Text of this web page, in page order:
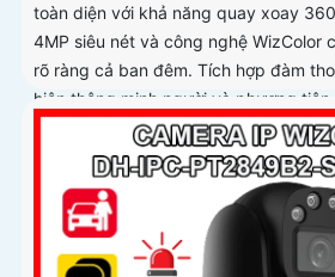
toàn diện với khả năng quay xoay
4MP siêu nét và công nghệ WizColor
rõ ràng cả ban đêm. Tích hợp đàm
hiện thông minh người và phương
hỗ trợ thẻ nhớ lên đến 256GB